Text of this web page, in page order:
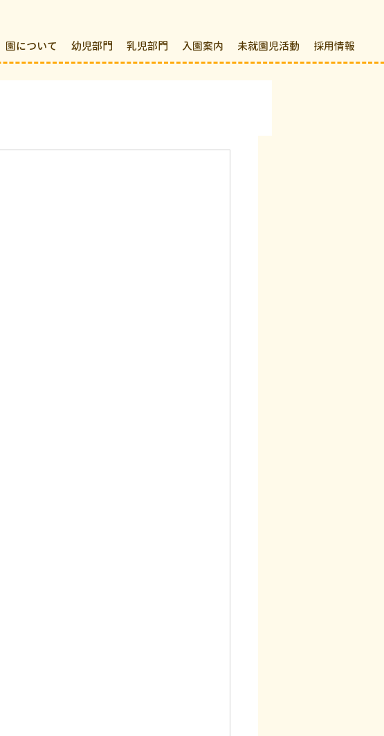
園について 幼児部門 乳児部門 入園案内 未就園児活動 採用情報